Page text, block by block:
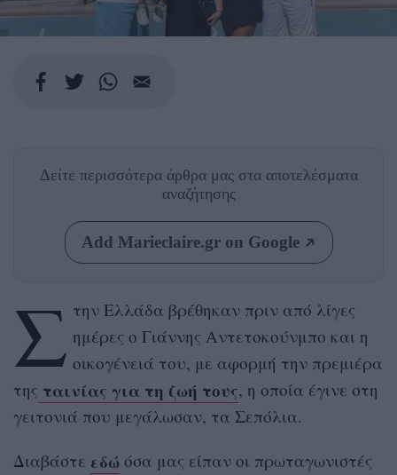
Δείτε περισσότερα άρθρα μας στα αποτελέσματα
αναζήτησης
Add Marieclaire.gr on Google
Σ την Ελλάδα βρέθηκαν πριν από λίγες
ημέρες ο Γιάννης Αντετοκούνμπο και η
οικογένειά του, με αφορμή την πρεμιέρα
της ταινίας για τη ζωή τους, η οποία έγινε στη
γειτονιά που μεγάλωσαν, τα Σεπόλια.
Διαβάστε εδώ όσα μας είπαν οι πρωταγωνιστές